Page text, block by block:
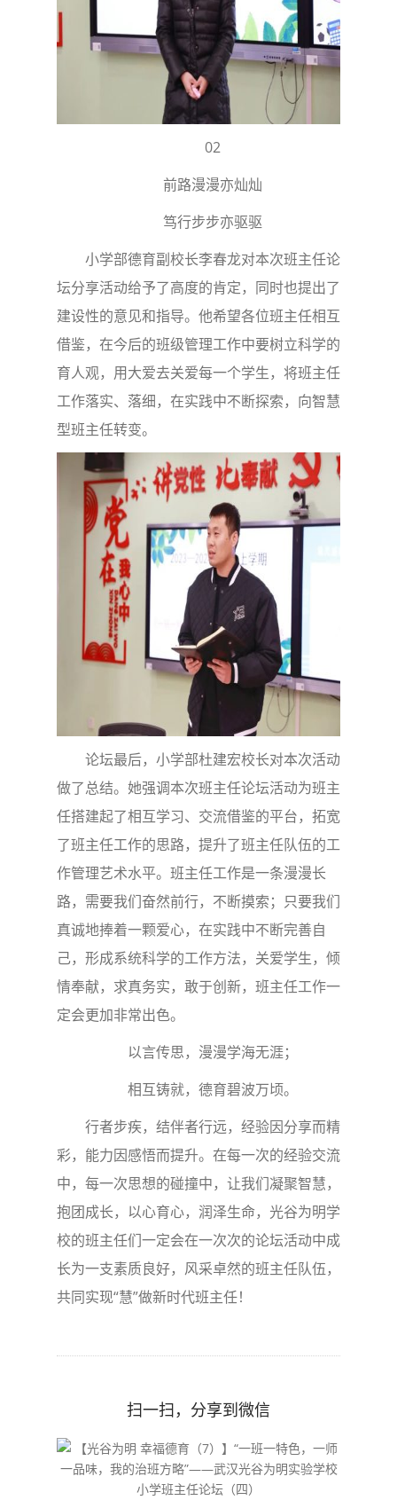
02
前路漫漫亦灿灿
笃行步步亦驱驱
小学部德育副校长李春龙对本次班主任论
坛分享活动给予了高度的肯定，同时也提出了
建设性的意见和指导。他希望各位班主任相互
借鉴，在今后的班级管理工作中要树立科学的
育人观，用大爱去关爱每一个学生，将班主任
工作落实、落细，在实践中不断探索，向智慧
型班主任转变。
论坛最后，小学部杜建宏校长对本次活动
做了总结。她强调本次班主任论坛活动为班主
任搭建起了相互学习、交流借鉴的平台，拓宽
了班主任工作的思路，提升了班主任队伍的工
作管理艺术水平。班主任工作是一条漫漫长
路，需要我们奋然前行，不断摸索；只要我们
真诚地捧着一颗爱心，在实践中不断完善自
己，形成系统科学的工作方法，关爱学生，倾
情奉献，求真务实，敢于创新，班主任工作一
定会更加非常出色。
以言传思，漫漫学海无涯；
相互铸就，德育碧波万顷。
行者步疾，结伴者行远，经验因分享而精
彩，能力因感悟而提升。在每一次的经验交流
中，每一次思想的碰撞中，让我们凝聚智慧，
抱团成长，以心育心，润泽生命，光谷为明学
校的班主任们一定会在一次次的论坛活动中成
长为一支素质良好，风采卓然的班主任队伍，
共同实现“慧”做新时代班主任！
扫一扫，分享到微信